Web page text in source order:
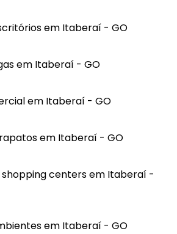
em Itaberaí - GO
em Itaberaí - GO
em Itaberaí - GO
em Itaberaí - GO
centers em Itaberaí -
em Itaberaí - GO